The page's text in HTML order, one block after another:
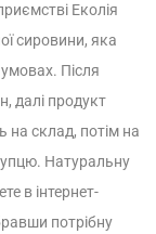
Еколія
сировини, яка
Після
далі продукт
на склад, потім на
Натуральну
в інтернет-
потрібну